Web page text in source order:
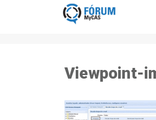
Viewpoint-